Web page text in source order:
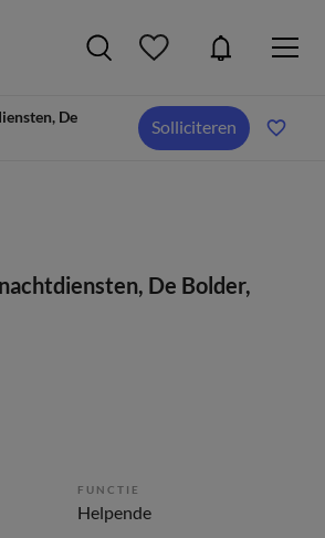
De
Solliciteren
De Bolder,
FUNCTIE
Helpende